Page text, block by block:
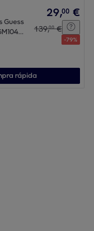
Guess
29,00 €
139,00 €
-79%
rápida